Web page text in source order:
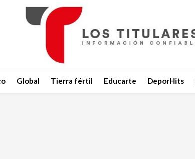
Global Tierra fértil Educarte DeporHits